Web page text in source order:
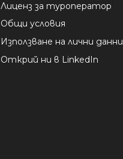
Лиценз за туроператор
Общи условия
Използване на лични данни
Открий ни в LinkedIn